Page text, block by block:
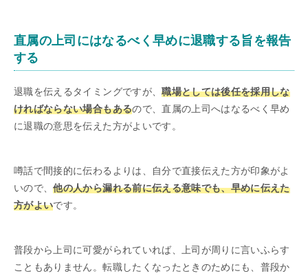
直属の上司にはなるべく早めに退職する旨を報告
する
退職を伝えるタイミングですが、職場としては後任を採用しな
ければならない場合もあるので、直属の上司へはなるべく早め
に退職の意思を伝えた方がよいです。
噂話で間接的に伝わるよりは、自分で直接伝えた方が印象がよ
いので、他の人から漏れる前に伝える意味でも、早めに伝えた
方がよいです。
普段から上司に可愛がられていれば、上司が周りに言いふらす
こともありません。転職したくなったときのためにも、普段か